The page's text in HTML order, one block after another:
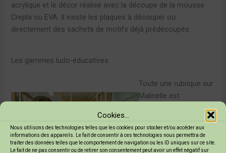
Cookies...
Nous utilisons des technologies telles que les cookies pour stocker et/ou accéder aux
informations des appareils. Le fait de consentir à ces technologies nous permettra de
traiter des données telles que le comportement de navigation ou les ID uniques sur ce site.
Le fait de ne pas consentir ou de retirer son consentement peut avoir un effet négatif sur
acrylique et le décor réalisé avec la découpe de la mousse
Crepla ou EVA. Il existe les plaques à découper ou
directement des sachets de motifs déjà prédécoupés.
Les gammes ludo-éducatives
Toute une rubrique sur
Malinelle est
spécialement dédiée
également au matériel
pédagogique pour jeux
collectifs, matériel